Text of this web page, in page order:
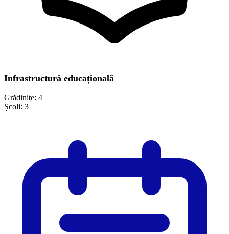
Infrastructură educațională
Grădinițe: 4
Școli: 3